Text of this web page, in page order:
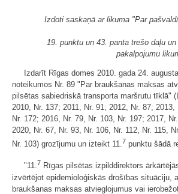
Izdoti saskaņā ar likuma "Par
19. punktu un 43. panta trešo daļu
pakalpojumu
Izdarīt Rīgas domes 2010. gada 24.
noteikumos Nr. 89 "Par braukšanas maksas
pilsētas sabiedriskā transporta maršrutu tīklā"
2010, Nr. 137; 2011, Nr. 91; 2012, Nr. 87; 2013,
Nr. 172; 2016, Nr. 79, Nr. 103, Nr. 197; 2017,
2020, Nr. 67, Nr. 93, Nr. 106, Nr. 112, Nr. 115,
Nr. 103) grozījumu un izteikt 11.7 punktu šādā
"11.7 Rīgas pilsētas izpilddirektors
izvērtējot epidemioloģiskās drošības situāciju,
braukšanas maksas atvieglojumus vai